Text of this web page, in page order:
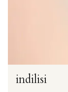
indilisi